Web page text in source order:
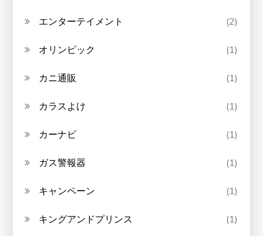
エンターテイメント (2)
オリンピック (1)
カニ通販 (1)
カラスよけ (1)
カーナビ (1)
ガス警報器 (1)
キャンペーン (1)
キングアンドプリンス (1)